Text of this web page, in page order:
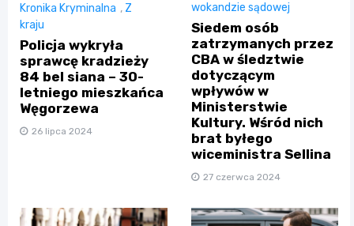
Kronika Kryminalna , Z
kraju
Policja wykryła
sprawcę kradzieży
84 bel siana – 30-
letniego mieszkańca
Węgorzewa
26 lipca 2024
wokandzie sądowej
Siedem osób
zatrzymanych przez
CBA w śledztwie
dotyczącym
wpływów w
Ministerstwie
Kultury. Wśród nich
brat byłego
wiceministra Sellina
27 czerwca 2024